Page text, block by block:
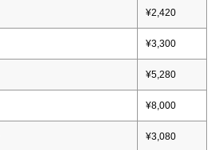
¥2,420
¥3,300
¥5,280
¥8,000
¥3,080